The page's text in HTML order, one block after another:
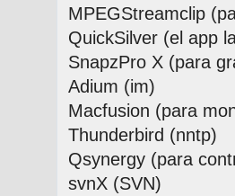
MPEGStreamclip
QuickSilver (el app
SnapzPro X (para
Adium (im)
Macfusion (para
Thunderbird (nntp)
Qsynergy (para
svnX (SVN)